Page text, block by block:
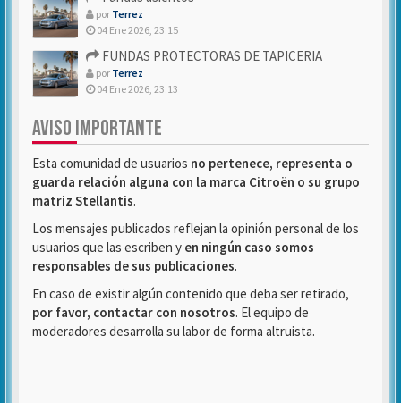
por Terrez
04 Ene 2026, 23:15
FUNDAS PROTECTORAS DE TAPICERIA
por Terrez
04 Ene 2026, 23:13
AVISO IMPORTANTE
Esta comunidad de usuarios no pertenece, representa o
guarda relación alguna con la marca Citroën o su grupo
matriz Stellantis.
Los mensajes publicados reflejan la opinión personal de los
usuarios que las escriben y en ningún caso somos
responsables de sus publicaciones.
En caso de existir algún contenido que deba ser retirado,
por favor, contactar con nosotros. El equipo de
moderadores desarrolla su labor de forma altruista.